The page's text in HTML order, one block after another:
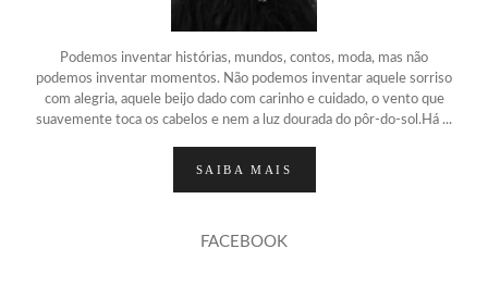
Podemos inventar histórias, mundos, contos, moda, mas não
podemos inventar momentos. Não podemos inventar aquele sorriso
com alegria, aquele beijo dado com carinho e cuidado, o vento que
suavemente toca os cabelos e nem a luz dourada do pôr-do-sol.Há ...
SAIBA MAIS
FACEBOOK